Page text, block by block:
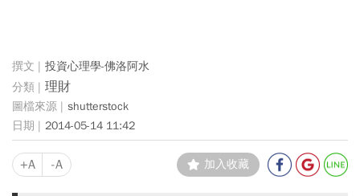
投資心理學-佛洛阿水
理財
shutterstock
2014-05-14 11:42
+A -A 加入收藏